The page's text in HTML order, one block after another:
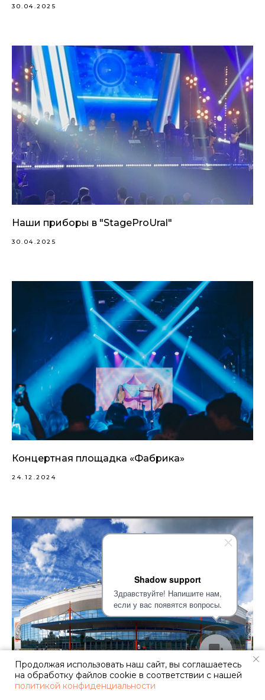
Shadow support
Здравствуйте! Напишите нам,
если у вас появятся вопросы.
30.04.2025
Наши приборы в "StageProUral"
30.04.2025
Концертная площадка «Фабрика»
24.12.2024
Ярославль. Спортивный комплекс «Арена 2000
Продолжая использовать наш сайт, вы соглашаетесь
на обработку файлов cookie в соответствии с нашей
политикой конфиденциальности